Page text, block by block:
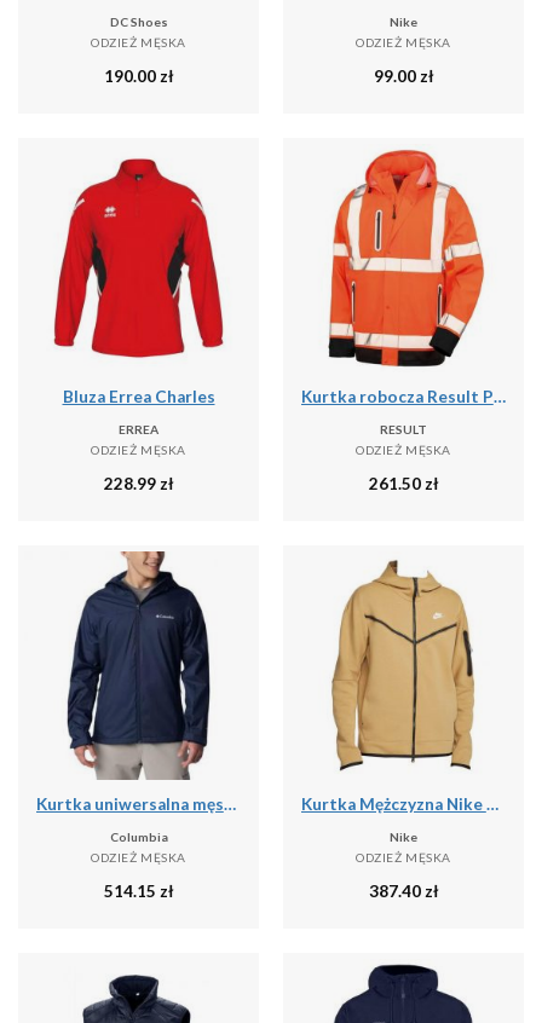
DC Shoes
ODZIEŻ MĘSKA
190.00 zł
Nike
ODZIEŻ MĘSKA
99.00 zł
Bluza Errea Charles
ERREA
ODZIEŻ MĘSKA
228.99 zł
Kurtka robocza Result Prism PU Safe & Dry
RESULT
ODZIEŻ MĘSKA
261.50 zł
Kurtka uniwersalna męska Columbia Inner Limits Iii
Columbia
ODZIEŻ MĘSKA
514.15 zł
Kurtka Mężczyzna Nike Tech Fleece Full Zip beżowy
Nike
ODZIEŻ MĘSKA
387.40 zł